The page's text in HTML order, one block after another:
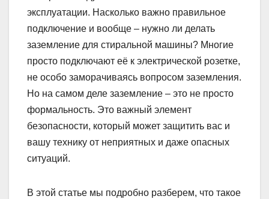
эксплуатации. Насколько важно правильное
подключение и вообще – нужно ли делать
заземление для стиральной машины? Многие
просто подключают её к электрической розетке,
не особо заморачиваясь вопросом заземления.
Но на самом деле заземление – это не просто
формальность. Это важный элемент
безопасности, который может защитить вас и
вашу технику от неприятных и даже опасных
ситуаций.
В этой статье мы подробно разберем, что такое